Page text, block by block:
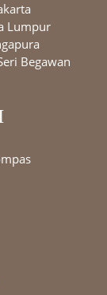
Lumpur
Begawan